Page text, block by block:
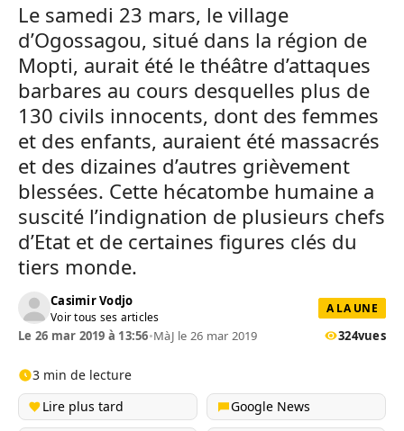
Le samedi 23 mars, le village
d’Ogossagou, situé dans la région de
Mopti, aurait été le théâtre d’attaques
barbares au cours desquelles plus de
130 civils innocents, dont des femmes
et des enfants, auraient été massacrés
et des dizaines d’autres grièvement
blessées. Cette hécatombe humaine a
suscité l’indignation de plusieurs chefs
d’Etat et de certaines figures clés du
tiers monde.
Casimir Vodjo
Voir tous ses articles
A LA UNE
Le 26 mar 2019 à 13:56•MàJ le 26 mar 2019 324vues
3 min de lecture
Lire plus tard
Google News